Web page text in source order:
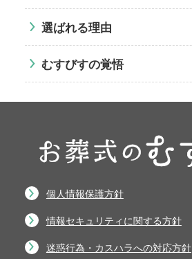
選ばれる理由
むすびすの覚悟
個人情報保護方針
情報セキュリティに関する方針
迷惑行為・カスハラへの対応方針